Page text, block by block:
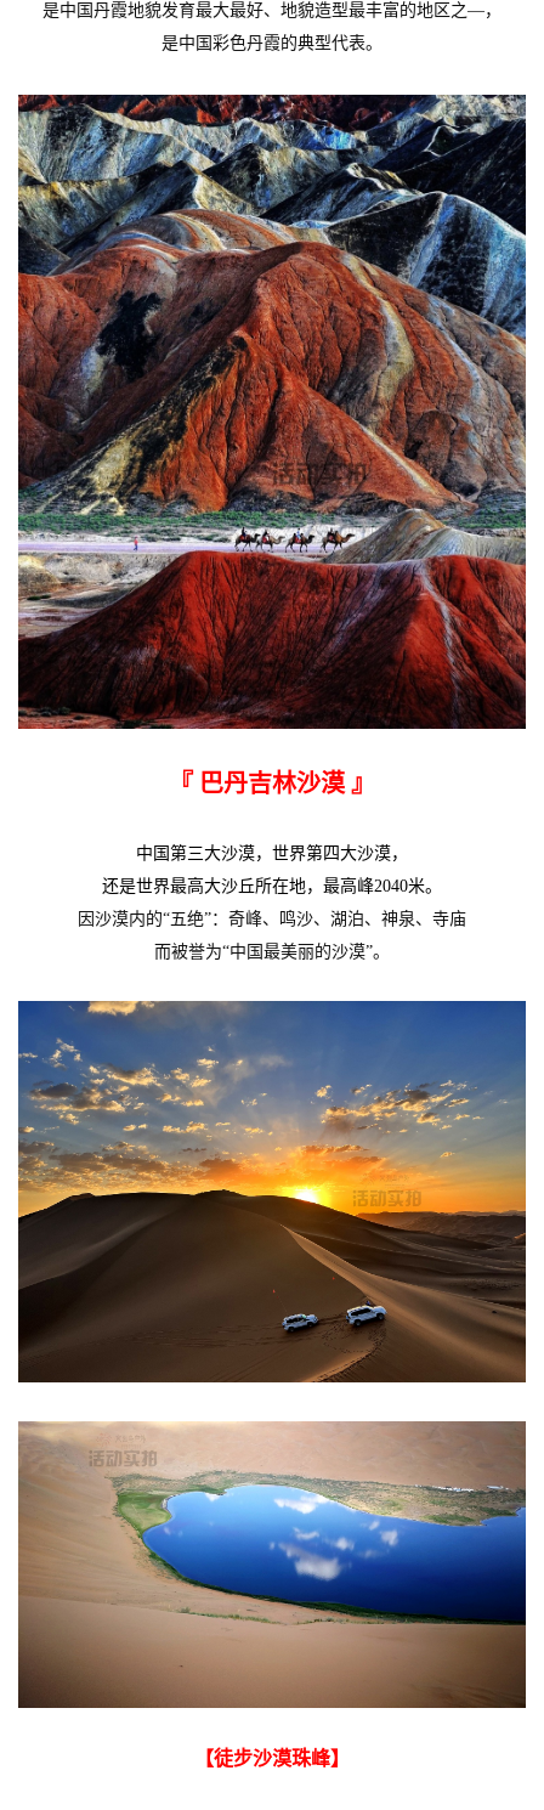
是中国丹霞地貌发育最大最好、地貌造型最丰富的地区之—，
是中国彩色丹霞的典型代表。
『 巴丹吉林沙漠 』
中国第三大沙漠，世界第四大沙漠，
还是世界最高大沙丘所在地，最高峰2040米。
因沙漠内的“五绝”：奇峰、鸣沙、湖泊、神泉、寺庙
而被誉为“中国最美丽的沙漠”。
【徒步沙漠珠峰】